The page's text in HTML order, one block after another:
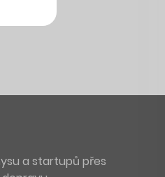
a startupů přes